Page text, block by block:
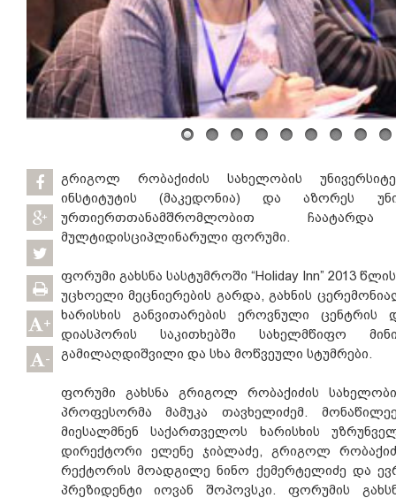
+
-
გრიგოლ რობაქიძის სახელობის
ინსტიტუტის (მაკედონია) და აზორეს
ურთიერთთანამშრომლობით
მულტიდისციპლინარული ფორუმი.
ფორუმი გახსნა სასტუმროში “Holiday Inn” 2013
უცხოელი მეცნიერების გარდა, გახნის
ხარისხის განვითარების ეროვნული
დიასპორის საკითხებში სახელმწიფო
გამილაღდიშვილი და სხა მოწვეული სტუმრები.
ფორუმი გახსნა გრიგოლ რობაქიძის
პროფესორმა მამუკა თავხელიძემ.
მიესალმნენ საქართველოს ხარისხის
დირექტორი ელენე ჯიბლაძე, გრიგოლ
რექტორის მოადგილე ნინო ქემერტელიძე და
პრეზიდენტი იოვან შოპოვსკი. ფორუმის